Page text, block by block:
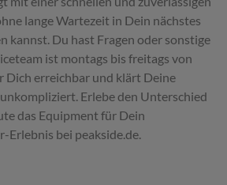
lange Wartezeit in Dein nächstes
kannst. Du hast Fragen oder sonstige
ist montags bis freitags von
Dich erreichbar und klärt Deine
Erlebe den Unterschied
das Equipment für Dein
Erlebnis bei peakside.de.